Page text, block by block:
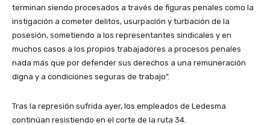
terminan siendo procesados a través de figuras penales como la
instigación a cometer delitos, usurpación y turbación de la
posesión, sometiendo a los representantes sindicales y en
muchos casos a los propios trabajadores a procesos penales
nada más que por defender sus derechos a una remuneración
digna y a condiciones seguras de trabajo”.
Tras la represión sufrida ayer, los empleados de Ledesma
continúan resistiendo en el corte de la ruta 34.